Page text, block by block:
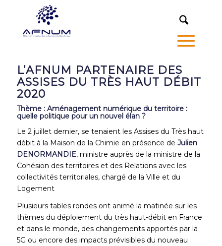
L’AFNUM PARTENAIRE DES
ASSISES DU TRÈS HAUT DÉBIT
2020
Thème : Aménagement numérique du territoire :
quelle politique pour un nouvel élan ?
Le 2 juillet dernier, se tenaient les Assises du Très haut
débit à la Maison de la Chimie en présence de Julien
DENORMANDIE, ministre auprès de la ministre de la
Cohésion des territoires et des Relations avec les
collectivités territoriales, chargé de la Ville et du
Logement
Plusieurs tables rondes ont animé la matinée sur les
thèmes du déploiement du très haut-débit en France
et dans le monde, des changements apportés par la
5G ou encore des impacts prévisibles du nouveau